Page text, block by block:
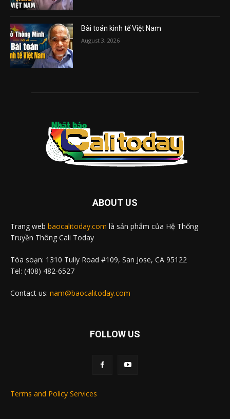
Bài toán kinh tế Việt Nam
August 3, 2026
ABOUT US
Trang web baocalitoday.com là sản phẩm của Hệ Thống
Truyền Thông Cali Today
Tòa soạn: 1310 Tully Road #109, San Jose, CA 95122
Tel: (408) 482-6527
Contact us: nam@baocalitoday.com
FOLLOW US
Terms and Policy Services